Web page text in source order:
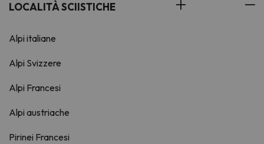
LOCALITÀ SCIISTICHE
Alpi italiane
Alpi Svizzere
Alpi Francesi
Alpi austriache
Pirinei Francesi